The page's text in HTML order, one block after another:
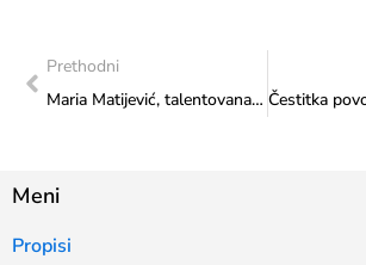
Prethodni
Maria Matijević, talentovana učenica Srednje muzičke škole u Tuzli dobila novi instrument, violinu
Meni
Propisi